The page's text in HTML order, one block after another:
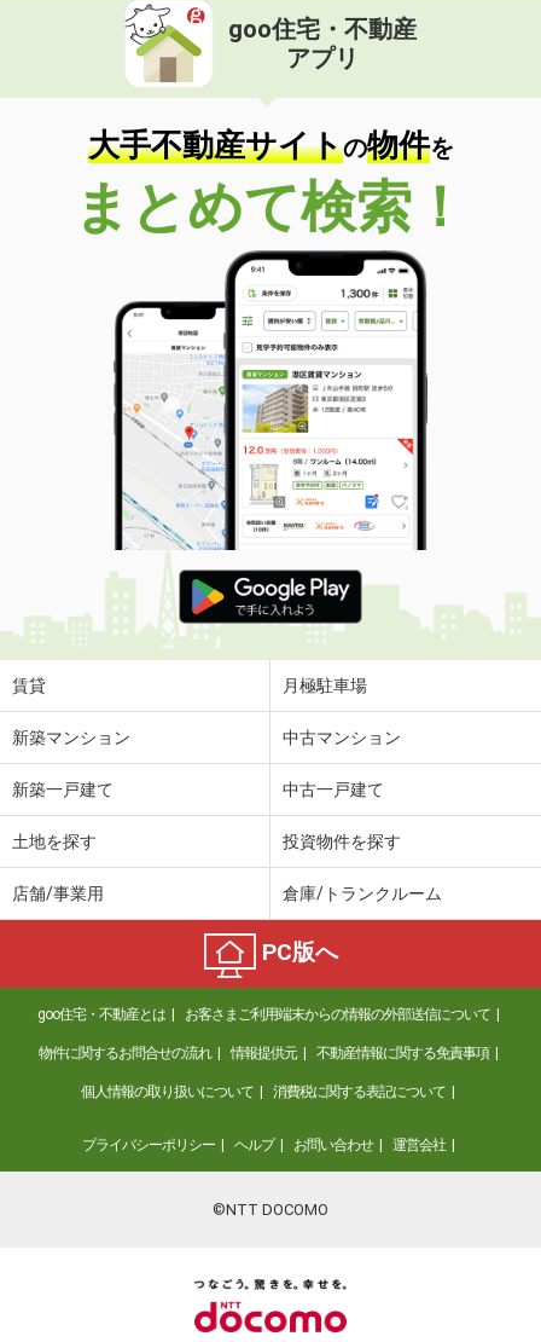
goo住宅・不動産
アプリ
大手不動産サイトの物件を
まとめて検索！
賃貸 月極駐車場
新築マンション 中古マンション
新築一戸建て 中古一戸建て
土地を探す 投資物件を探す
店舗/事業用 倉庫/トランクルーム
PC版へ
goo住宅・不動産とは お客さまご利用端末からの情報の外部送信について
物件に関するお問合せの流れ 情報提供元 不動産情報に関する免責事項
個人情報の取り扱いについて 消費税に関する表記について
プライバシーポリシー ヘルプ お問い合わせ 運営会社
©NTT DOCOMO